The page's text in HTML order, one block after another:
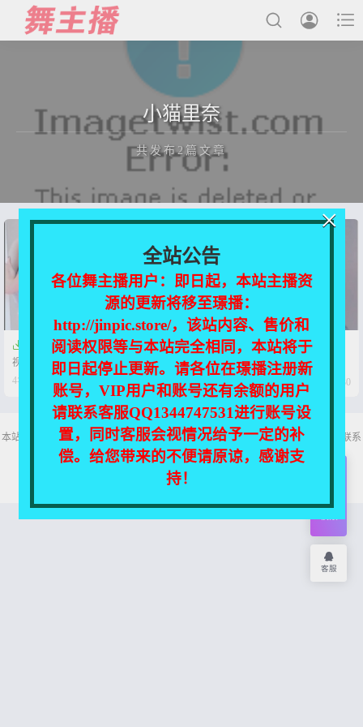



最新发布
主播合集
用户中心
小猫里奈
共发布2篇文章
正在为您加载新内容

虎牙-小猫里奈 1314星光群舞蹈
视频[18V-1.08G]
4年前
 0  46
 虎牙-小猫里奈 1314星光群舞蹈
合集[18V/1.09G]
 30
本站所有资源均收集自互联网，仅供个人欣赏交流，如不慎侵犯了您的权益，请联系
我们，我们将尽快处理！
Copyright © 2026 舞主播
全站公告
各位舞主播用户：即日起，本站主播资
源的更新将移至璟播：
http://jinpic.store/，该站内容、售价和
阅读权限等与本站完全相同，本站将于
即日起停止更新。请各位在璟播注册新
账号，VIP用户和账号还有余额的用户
请联系客服QQ1344747531进行账号设
置，同时客服会视情况给予一定的补
偿。给您带来的不便请原谅，感谢支
持！
×
会员
客服